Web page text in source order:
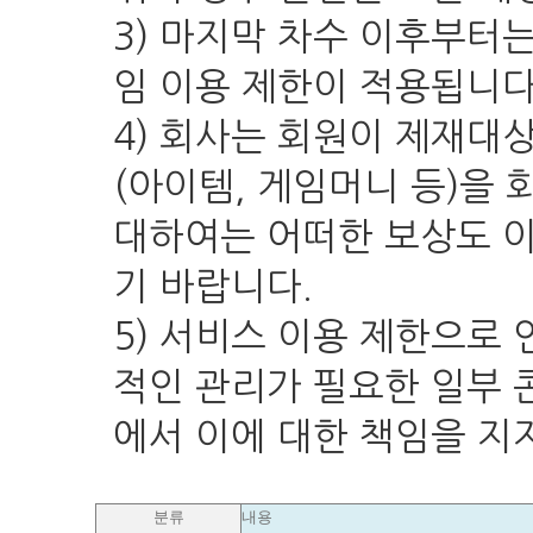
3) 마지막 차수 이후부터
임 이용 제한이 적용됩니
4) 회사는 회원이 제재대
(아이템, 게임머니 등)을
대하여는 어떠한 보상도
기 바랍니다.
5) 서비스 이용 제한으로
적인 관리가 필요한 일부
에서 이에 대한 책임을 지
분류 내용